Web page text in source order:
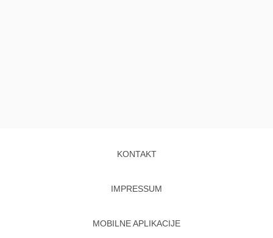
KONTAKT
IMPRESSUM
MOBILNE APLIKACIJE